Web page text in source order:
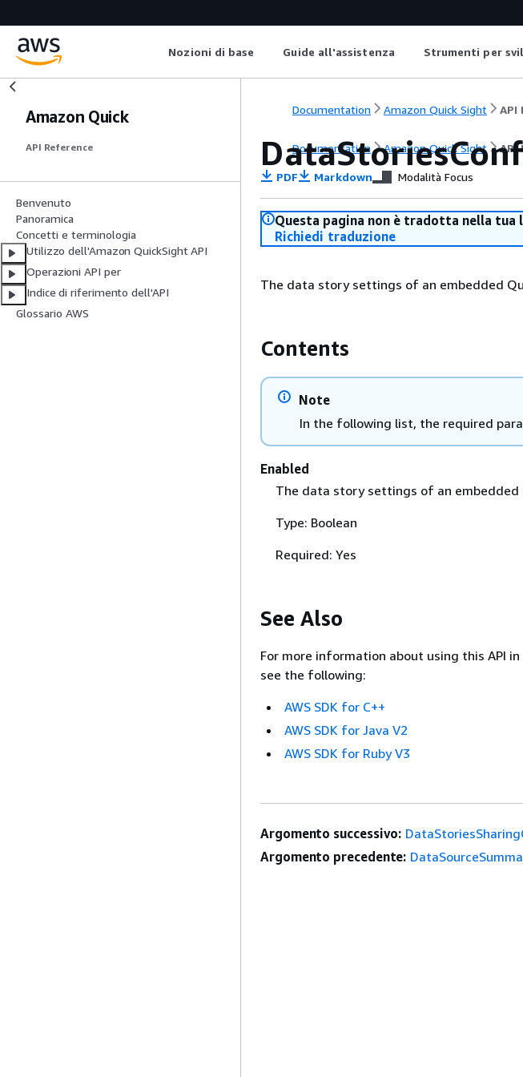
Nozioni di base Guide all'assistenza Strumenti per
Amazon Quick
API Reference
Benvenuto
Panoramica
Concetti e terminologia
Utilizzo dell'Amazon QuickSight API
Operazioni API per
Indice di riferimento dell'API
Glossario AWS
Documentation Amazon Quick Sight API
Documentation Amazon Quick Sight API
PDF Markdown Modalità Focus
Questa pagina non è tradotta nella tua
Richiedi traduzione
The data story settings of an embedded
Contents
Note
In the following list, the required
Enabled
The data story settings of an embedded
Type: Boolean
Required: Yes
See Also
For more information about using this API
see the following:
AWS SDK for C++
AWS SDK for Java V2
AWS SDK for Ruby V3
Argomento successivo:
Argomento precedente: